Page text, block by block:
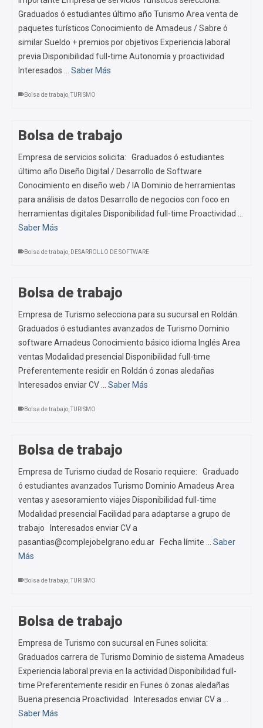
Graduados ó estudiantes último año Turismo Area venta de
paquetes turísticos Conocimiento de Amadeus / Sabre ó
similar Sueldo + premios por objetivos Experiencia laboral
previa Disponibilidad full-time Autonomía y proactividad
Interesados … Saber Más
Bolsa de trabajo ,TURISMO
Bolsa de trabajo
Empresa de servicios solicita: Graduados ó estudiantes
último año Diseño Digital / Desarrollo de Software
Conocimiento en diseño web / IA Dominio de herramientas
para análisis de datos Desarrollo de negocios con foco en
herramientas digitales Disponibilidad full-time Proactividad …
Saber Más
Bolsa de trabajo DESARROLLO DE SOFTWARE
Bolsa de trabajo
Empresa de Turismo selecciona para su sucursal en Roldán:
Graduados ó estudiantes avanzados de Turismo Dominio
software Amadeus Conocimiento básico idioma Inglés Area
ventas Modalidad presencial Disponibilidad full-time
Preferentemente residir en Roldán ó zonas aledañas
Interesados enviar CV … Saber Más
Bolsa de trabajo ,TURISMO
Bolsa de trabajo
Empresa de Turismo ciudad de Rosario requiere: Graduado
ó estudiantes avanzados Turismo Dominio Amadeus Area
ventas y asesoramiento viajes Disponibilidad full-time
Modalidad presencial Facilidad para adaptarse a grupo de
trabajo Interesados enviar CV a
pasantias@complejobelgrano.edu.ar Fecha límite … Saber
Más
Bolsa de trabajo ,TURISMO
Bolsa de trabajo
Empresa de Turismo con sucursal en Funes solicita:
Graduados carrera de Turismo Dominio de sistema Amadeus
Experiencia laboral previa en la actividad Disponibilidad full-
time Preferentemente residir en Funes ó zonas aledañas
Buena presencia Proactividad Interesados enviar CV a …
Saber Más